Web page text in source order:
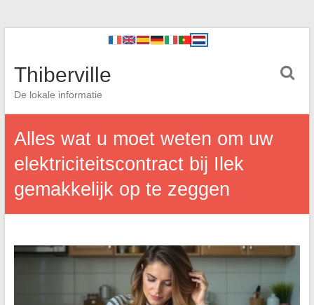
Thiberville
De lokale informatie
Alles wat u moet weten om uw
elektriciteitscontract bij Ilek
gemakkelijk op te zeggen